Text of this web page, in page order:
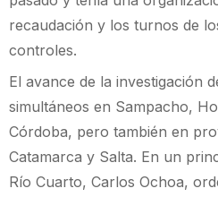
recaudación y los turnos de
controles.
El avance de la investigación
simultáneos en Sampacho,
Córdoba, pero también en
Catamarca y Salta. En un
Río Cuarto, Carlos Ochoa,